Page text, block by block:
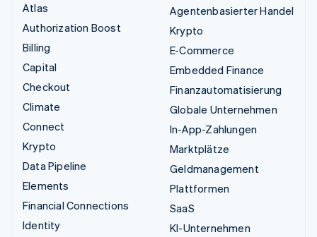
Atlas
Authorization Boost
Billing
Capital
Checkout
Climate
Connect
Krypto
Data Pipeline
Elements
Financial Connections
Identity
Agentenbasierter Handel
Krypto
E-Commerce
Embedded Finance
Finanzautomatisierung
Globale Unternehmen
In-App-Zahlungen
Marktplätze
Geldmanagement
Plattformen
SaaS
KI-Unternehmen